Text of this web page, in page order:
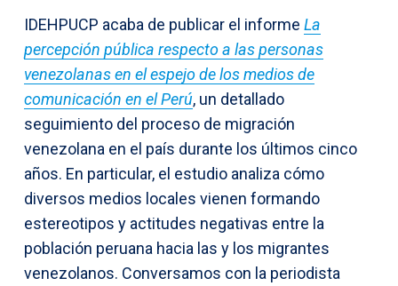
IDEHPUCP acaba de publicar el informe La
percepción pública respecto a las personas
venezolanas en el espejo de los medios de
comunicación en el Perú, un detallado
seguimiento del proceso de migración
venezolana en el país durante los últimos cinco
años. En particular, el estudio analiza cómo
diversos medios locales vienen formando
estereotipos y actitudes negativas entre la
población peruana hacia las y los migrantes
venezolanos. Conversamos con la periodista